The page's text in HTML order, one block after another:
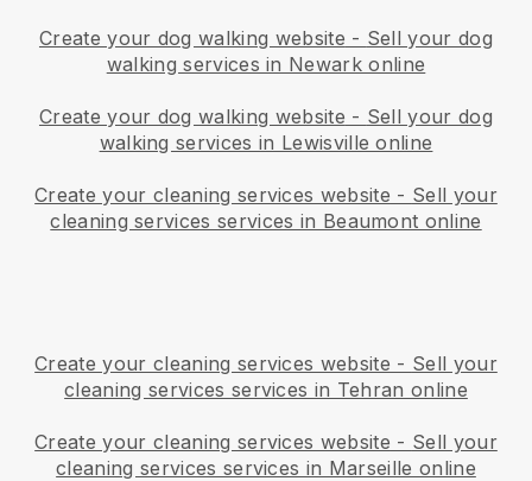
Create your dog walking website - Sell your dog
walking services in Newark online
Create your dog walking website - Sell your dog
walking services in Lewisville online
Create your cleaning services website - Sell your
cleaning services services in Beaumont online
Create your cleaning services website - Sell your
cleaning services services in Tehran online
Create your cleaning services website - Sell your
cleaning services services in Marseille online